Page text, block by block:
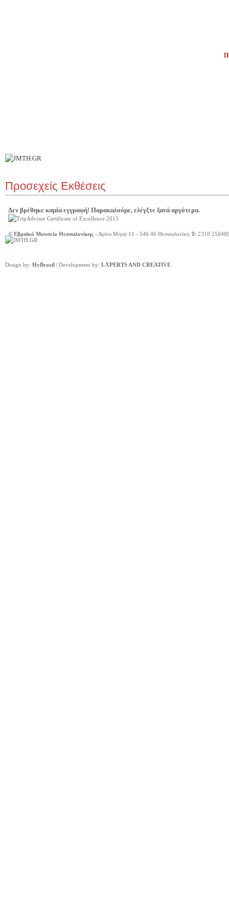
Προσεχείς Εκθέσεις
Δεν βρέθηκε καμία εγγραφή! Παρακαλούμε, ελέγξτε ξανά αργότερα.
© Εβραϊκό Μουσείο Θεσσαλονίκης - Αγίου Μηνά 11 - 546 46 Θεσσαλονίκη Τ: 2310
Design by: HyBrazil | Development by: I-XPERTS AND CREATIVE